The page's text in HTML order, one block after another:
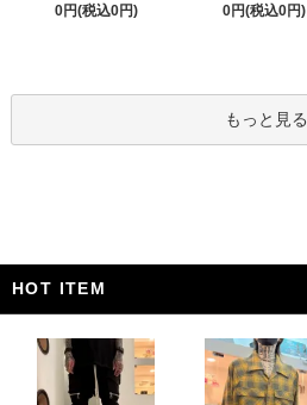
0円(税込0円)
0円(税込0円)
もっと見る
HOT ITEM